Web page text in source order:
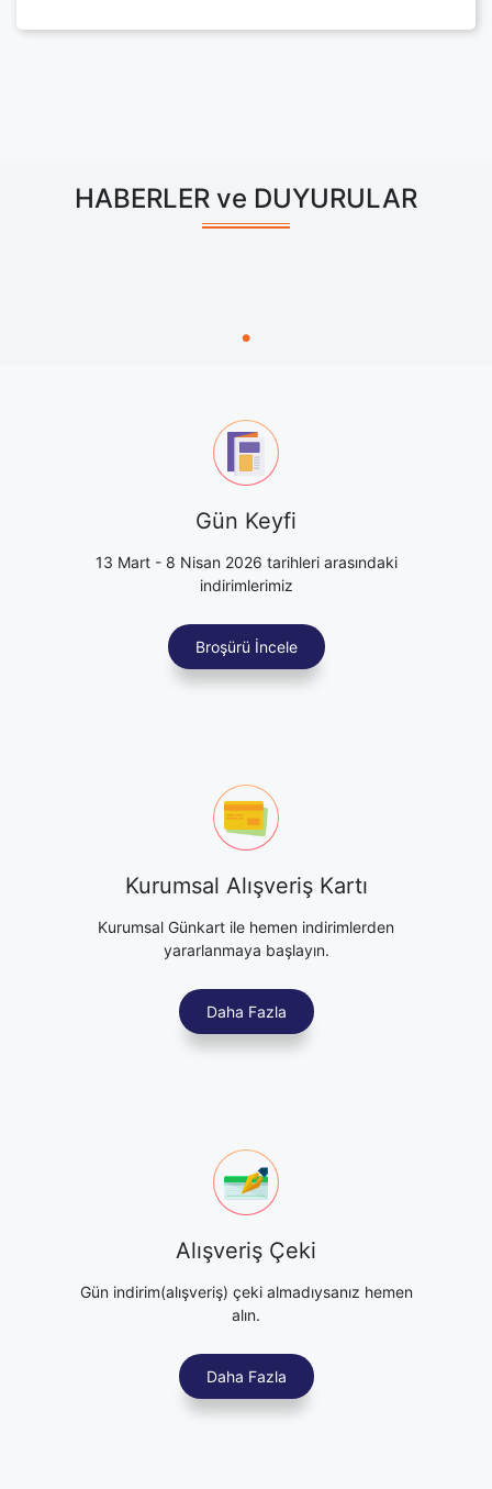
HABERLER ve DUYURULAR
Gün Keyfi
13 Mart - 8 Nisan 2026 tarihleri arasındaki
indirimlerimiz
Broşürü İncele
Kurumsal Alışveriş Kartı
Kurumsal Günkart ile hemen indirimlerden
yararlanmaya başlayın.
Daha Fazla
Alışveriş Çeki
Gün indirim(alışveriş) çeki almadıysanız hemen
alın.
Daha Fazla